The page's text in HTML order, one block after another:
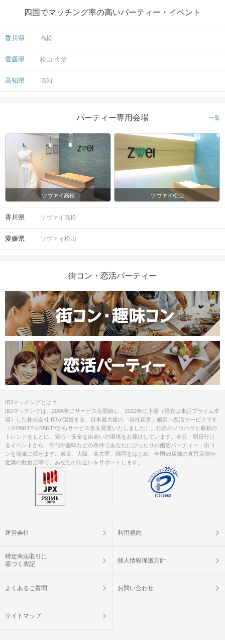
四国でマッチング率の高いパーティー・イベント
香川県 高松
愛媛県 松山 今治
高知県 高知
パーティー専用会場 一覧
ツヴァイ高松 ツヴァイ松山
香川県 ツヴァイ高松
愛媛県 ツヴァイ松山
街コン・恋活パーティー
IBJマッチングとは？
IBJマッチングは、2006年にサービスを開始し、2012年に上場（現在は東証プライム市
場）した株式会社IBJが運営する、日本最大級の「自社直営」婚活・恋活サービスです
（※PARTY☆PARTYからサービス名を変更いたしました）。独自のノウハウと最新の
トレンドをもとに、安心・安全な出会いの環境をお届けしています。今日・明日行け
るイベントから、年代や趣味などの条件であなたにぴったりの婚活パーティー・街コ
ンを簡単に探せます。東京、大阪、名古屋、福岡をはじめ、全国56店舗の直営店舗や
近隣の飲食店等で、あなたの出会いをサポートします。
運営会社 利用規約
特定商法取引に
基づく表記
個人情報保護方針
よくあるご質問 お問い合わせ
サイトマップ